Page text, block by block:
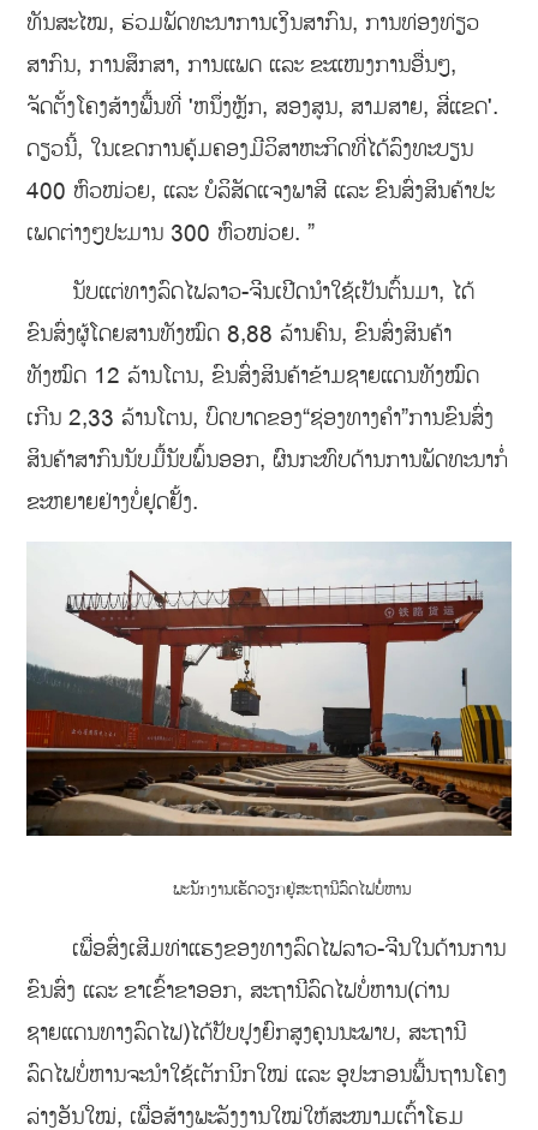
ທັນສະໄໝ, ຮ່ວມພັດທະນາການເງິນສາກົນ, ການທ່ອງທ່ຽວ
ສາກົນ, ການສຶກສາ, ການແພດ ແລະ ຂະແໜງການອື່ນໆ,
ຈັດຕັ້ງໂຄງສ້າງພື້ນທີ່ 'ຫນຶ່ງຫຼັກ, ສອງສູນ, ສາມສາຍ, ສີ່ແຂດ'.
ດຽວນີ້, ໃນເຂດການຄຸ້ມຄອງມີວິສາຫະກິດທີ່ໄດ້ລົງທະບຽນ
400 ຫົວໜ່ວຍ, ແລະ ບໍລິສັດແຈງພາສີ ແລະ ຂົນສົ່ງສິນຄ້າປະ
ເພດຕ່າງໆປະມານ 300 ຫົວໜ່ວຍ. ”
ນັບແຕ່ທາງລົດໄຟລາວ-ຈີນເປີດນໍາໃຊ້ເປັນຕົ້ນມາ, ໄດ້
ຂົນສົ່ງຜູ້ໂດຍສານທັງໝົດ 8,88 ລ້ານຄົນ, ຂົນສົ່ງສິນຄ້າ
ທັງໝົດ 12 ລ້ານໂຕນ, ຂົນສົ່ງສິນຄ້າຂ້າມຊາຍແດນທັງໝົດ
ເກີນ 2,33 ລ້ານໂຕນ, ບົດບາດຂອງ“ຊ່ອງທາງຄໍາ”ການຂົນສົ່ງ
ສິນຄ້າສາກົນນັບມື້ນັບພົ້ນອອກ, ຜົນກະທົບດ້ານການພັດທະນາກໍ່
ຂະຫຍາຍຢ່າງບໍ່ຢຸດຢັ້ງ.
ພະນັກງານເຮັດວຽກຢູ່ສະຖານີລົດໄຟບໍ່ຫານ
ເພື່ອສົ່ງເສີມທ່າແຮງຂອງທາງລົດໄຟລາວ-ຈີນໃນດ້ານການ
ຂົນສົ່ງ ແລະ ຂາເຂົ້າຂາອອກ, ສະຖານີລົດໄຟບໍ່ຫານ(ດ່ານ
ຊາຍແດນທາງລົດໄຟ)ໄດ້ປັບປຸງຍົກສູງຄຸນນະພາບ, ສະຖານີ
ລົດໄຟບໍ່ຫານຈະນໍາໃຊ້ເຕັກນິກໃໝ່ ແລະ ອຸປະກອນພື້ນຖານໂຄງ
ລ່າງອັນໃໝ່, ເພື່ອສ້າງພະລັງງານໃໝ່ໃຫ້ສະໜາມເຕົ້າໂຮມ